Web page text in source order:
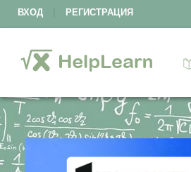
ВХОД РЕГИСТРАЦИЯ